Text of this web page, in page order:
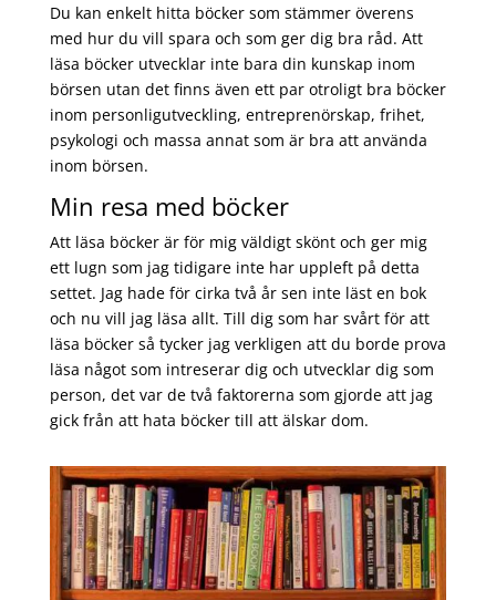
Du kan enkelt hitta böcker som stämmer överens
med hur du vill spara och som ger dig bra råd. Att
läsa böcker utvecklar inte bara din kunskap inom
börsen utan det finns även ett par otroligt bra böcker
inom personligutveckling, entreprenörskap, frihet,
psykologi och massa annat som är bra att använda
inom börsen.
Min resa med böcker
Att läsa böcker är för mig väldigt skönt och ger mig
ett lugn som jag tidigare inte har uppleft på detta
settet. Jag hade för cirka två år sen inte läst en bok
och nu vill jag läsa allt. Till dig som har svårt för att
läsa böcker så tycker jag verkligen att du borde prova
läsa något som intreserar dig och utvecklar dig som
person, det var de två faktorerna som gjorde att jag
gick från att hata böcker till att älskar dom.